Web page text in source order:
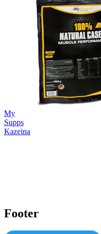
My
Supps
Kazeina
Footer